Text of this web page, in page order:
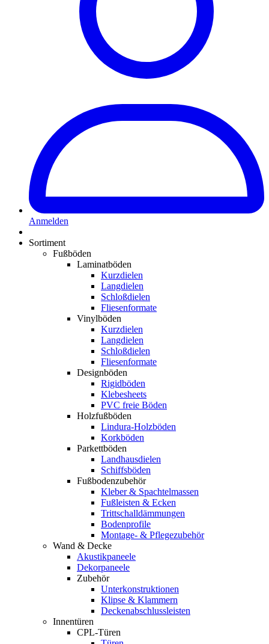
Anmelden
Sortiment
Fußböden
Laminatböden
Kurzdielen
Langdielen
Schloßdielen
Fliesenformate
Vinylböden
Kurzdielen
Langdielen
Schloßdielen
Fliesenformate
Designböden
Rigidböden
Klebesheets
PVC freie Böden
Holzfußböden
Lindura-Holzböden
Korkböden
Parkettböden
Landhausdielen
Schiffsböden
Fußbodenzubehör
Kleber & Spachtelmassen
Fußleisten & Ecken
Trittschalldämmungen
Bodenprofile
Montage- & Pflegezubehör
Wand & Decke
Akustikpaneele
Dekorpaneele
Zubehör
Unterkonstruktionen
Klipse & Klammern
Deckenabschlussleisten
Innentüren
CPL-Türen